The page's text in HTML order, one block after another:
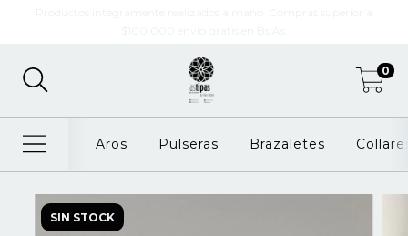
0
Aros Pulseras Brazaletes
SIN STOCK